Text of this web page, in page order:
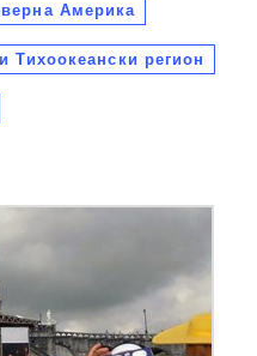
Америка
Тихоокеански регион